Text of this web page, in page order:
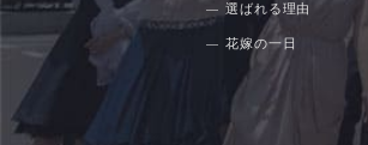
選ばれる理由
花嫁の一日